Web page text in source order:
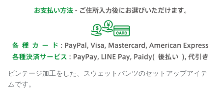
ビンテージ加工をした、スウェットパンツのセットアップアイテ
ムです。